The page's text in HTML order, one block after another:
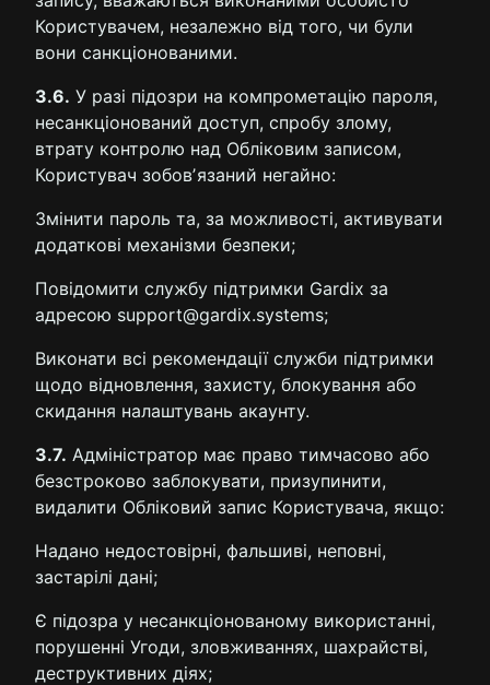
Користувачем, незалежно від того, чи були
вони санкціонованими.
3.6. У разі підозри на компрометацію пароля,
несанкціонований доступ, спробу злому,
втрату контролю над Обліковим записом,
Користувач зобовʼязаний негайно:
Змінити пароль та, за можливості, активувати
додаткові механізми безпеки;
Повідомити службу підтримки Gardix за
адресою support@gardix.systems;
Виконати всі рекомендації служби підтримки
щодо відновлення, захисту, блокування або
скидання налаштувань акаунту.
3.7. Адміністратор має право тимчасово або
безстроково заблокувати, призупинити,
видалити Обліковий запис Користувача, якщо:
Надано недостовірні, фальшиві, неповні,
застарілі дані;
Є підозра у несанкціонованому використанні,
порушенні Угоди, зловживаннях, шахрайстві,
деструктивних діях;